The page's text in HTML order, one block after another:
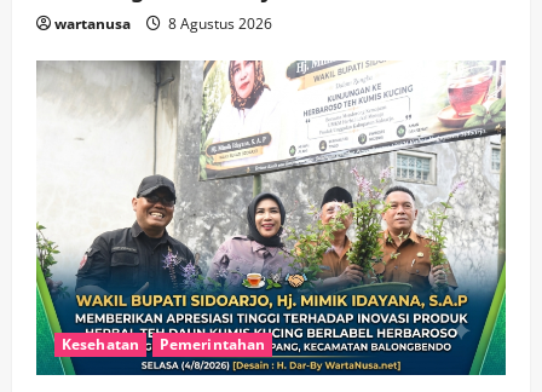
3
wartanusa
4
Ekonomi Hiburan Pemerintahan
HOT NEWS: Ribuan Warga Wage
Tumplek Blek di Bazar Rakyat Jalan
Jambu, Borong Kuliner UMKM Sambil
Nonton Jaranan!
wartanusa 4 Agustus 2026
5
Keagamaan Pemerintahan
Pemkab Sidoarjo & Muhammadiyah
Sinergi Permudah Perizinan, Wakaf,
hingga Hibah
wartanusa 4 Agustus 2026
wartanusa 8 Agustus 2026
Kesehatan Pemerintahan